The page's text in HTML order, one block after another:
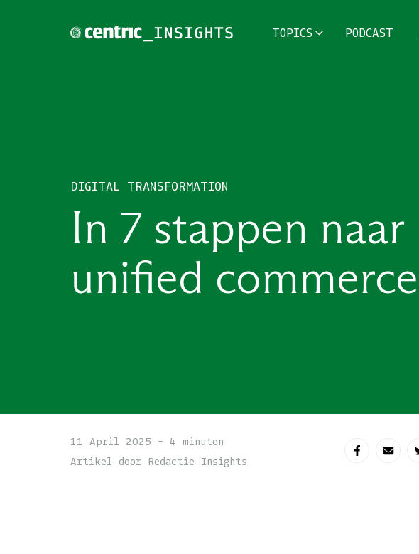
TOPICS PODCAST
DIGITAL TRANSFORMATION
In 7 stappen naar
unified commerce
11 April 2025 - 4 minuten
Artikel door Redactie Insights
NIEUWSBRIEF